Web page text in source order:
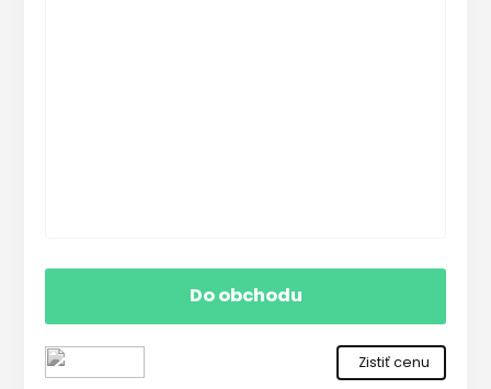
Do obchodu
Zistiť cenu